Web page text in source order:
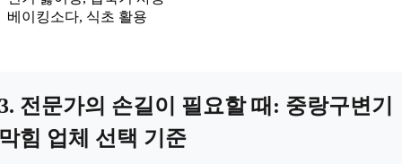
베이킹소다, 식초 활용
전문가의 손길이 필요할 때: 중랑구변기
힘 업체 선택 기준